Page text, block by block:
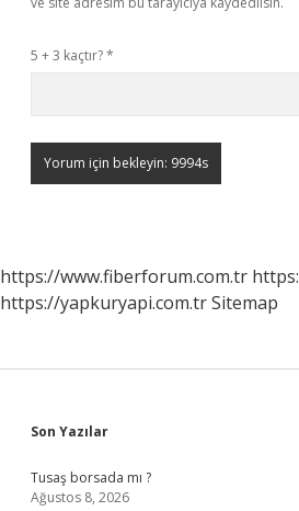
5 + 3 kaçtır?*
https://www.fiberforum.com.tr
https://yapkuryapi.com.trSitemap
Sidebar
Son Yazılar
Tusaş borsada mı ?
Ağustos 8, 2026